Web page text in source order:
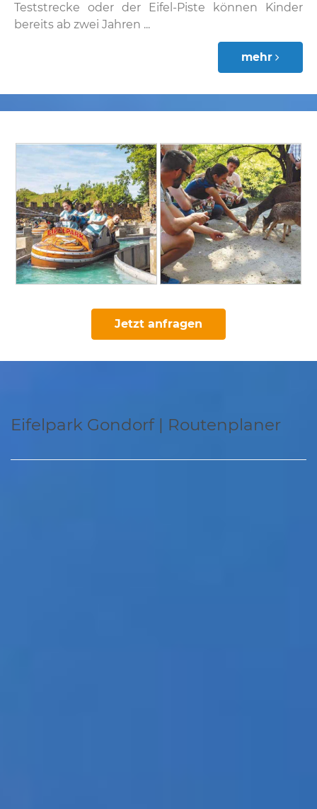
Teststrecke oder der Eifel-Piste können Kinder
bereits ab zwei Jahren ...
mehr
Jetzt anfragen
Eifelpark Gondorf | Routenplaner